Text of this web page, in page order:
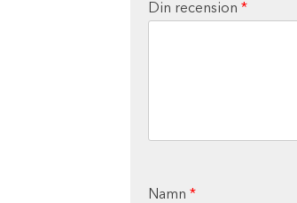
Din recension *
Namn *